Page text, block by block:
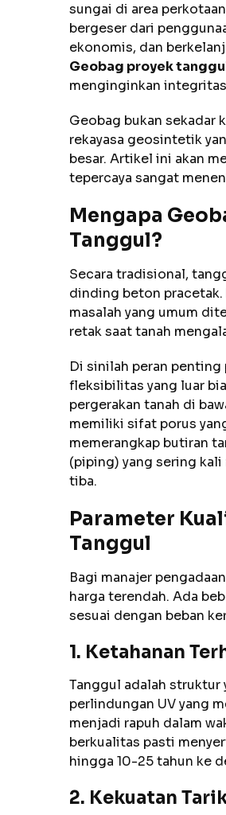
sungai di area
bergeser dari
ekonomis, dan
Geobag proyek
menginginkan
Geobag bukan sekadar
rekayasa geosintetik
besar. Artikel ini akan
tepercaya sangat
Mengapa
Tanggul?
Secara tradisional,
dinding beton
masalah yang umum
retak saat tanah
Di sinilah peran penting
fleksibilitas yang luar
pergerakan tanah di
memiliki sifat porus
memerangkap butiran
(piping) yang sering
tiba.
Parameter
Tanggul
Bagi manajer
harga terendah. Ada
sesuai dengan beban
1. Ketahanan
Tanggul adalah struktur
perlindungan UV yang
menjadi rapuh dalam
berkualitas pasti
hingga 10-25 tahun ke
2. Kekuatan